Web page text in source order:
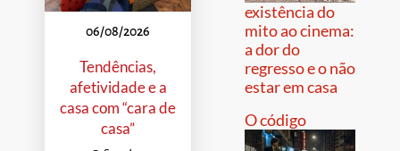
06/08/2026
Tendências,
afetividade e a
casa com “cara de
casa”
existência do
mito ao cinema:
a dor do
regresso e o não
estar em casa
O código